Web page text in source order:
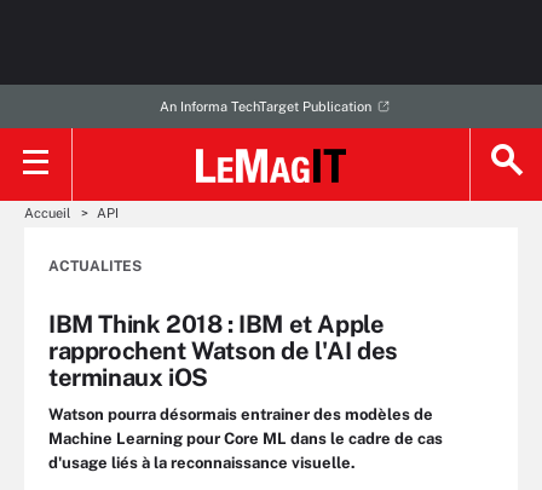
An Informa TechTarget Publication
Accueil API
ACTUALITES
IBM Think 2018 : IBM et Apple
rapprochent Watson de l'AI des
terminaux iOS
Watson pourra désormais entrainer des modèles de
Machine Learning pour Core ML dans le cadre de cas
d'usage liés à la reconnaissance visuelle.